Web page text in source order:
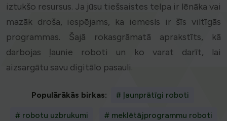
iztukšo resursus. Ja jūsu tiešsaistes telpa ir lēnāka vai
mazāk droša, iespējams, ka iemesls ir šīs viltīgās
programmas. Šajā rokasgrāmatā aprakstīts, kā
darbojas ļaunie roboti un ko varat darīt, lai
aizsargātu savu digitālo pasauli.
Populārākās birkas: # ļaunprātīgi roboti
# robotu uzbrukumi # meklētājprogrammu roboti